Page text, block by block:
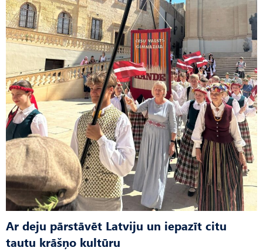
Ar deju pārstāvēt Latviju un iepazīt citu
tautu krāšņo kultūru